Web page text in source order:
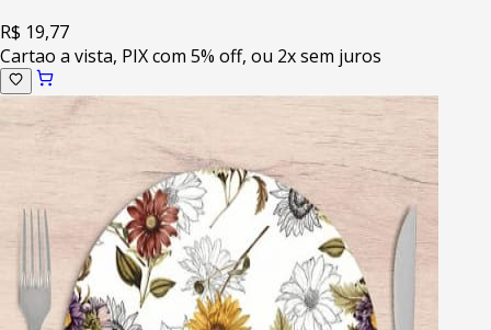
R$ 19,77
Cartao a vista, PIX com 5% off, ou 2x sem juros